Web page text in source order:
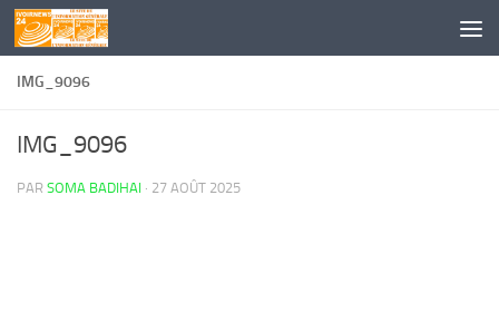
Skip to content
IMG_9096
IMG_9096
PAR SOMA BADIHAI · 27 AOÛT 2025